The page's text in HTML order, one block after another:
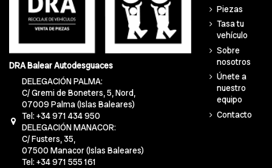
DRA Balear Autodesguaces
DELEGACIÓN PALMA:
C/ Gremi de Boneters, 5, Nord,
07009 Palma (Islas Baleares)
Tel: +34 971 434 950
DELEGACIÓN MANACOR:
C/ Fusters, 35,
07500 Manacor (Islas Baleares)
Tel: +34 971 555 161
Piezas
Tasa tu
vehículo
Sobre
nosotros
Únete a
nuestro
equipo
Contacto